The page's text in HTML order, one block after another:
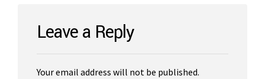
Leave a Reply
Your email address will not be published.
Alternative: